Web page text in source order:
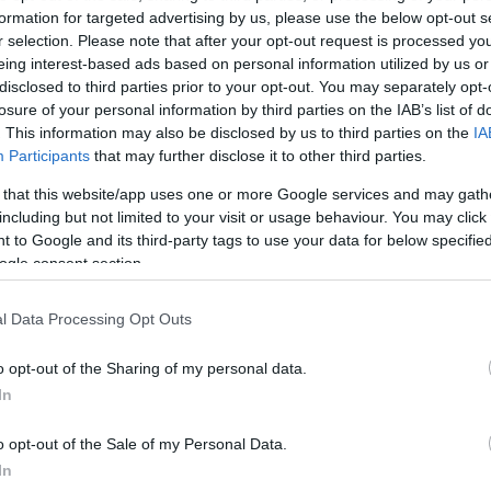
for targeted advertising by us, please use the below opt-out
selection. Please note that after your opt-out request is processed
interest-based ads based on personal information utilized by us
to third parties prior to your opt-out. You may separately
of your personal information by third parties on the IAB’s list of
This information may also be disclosed by us to third parties on the
Participants that may further disclose it to other third parties.
that this website/app uses one or more Google services and may
but not limited to your visit or usage behaviour. You may
to Google and its third-party tags to use your data for below
consent section.
Data Processing Opt Outs
opt-out of the Sharing of my personal data.
opt-out of the Sale of my Personal Data.
ότι η ΝΔ θα συνεχίσει ακόμα πιο επιθετικά στην
εναλλακτικής».
να είχε αποφευχθεί η διάσπαση»
ότι σε αυτές τις περιπτώσεις η ευθύνη μοιράζεται.